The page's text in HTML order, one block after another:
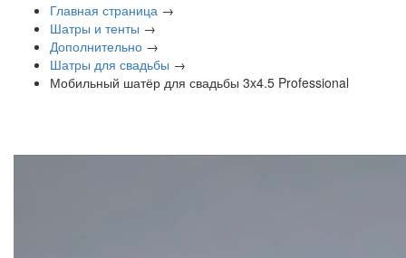
Главная страница →
Шатры и тенты →
Дополнительно →
Шатры для свадьбы →
Мобильный шатёр для свадьбы 3x4.5 Professional